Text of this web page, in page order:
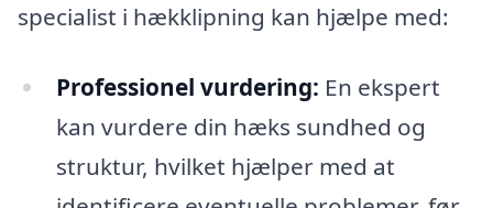
specialist i hækklipning kan hjælpe med:
Professionel vurdering: En ekspert
kan vurdere din hæks sundhed og
struktur, hvilket hjælper med at